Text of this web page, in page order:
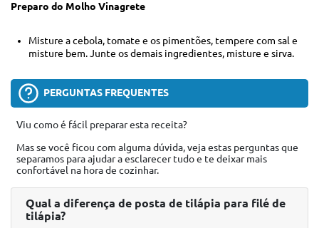
Preparo do Molho Vinagrete
Misture a cebola, tomate e os pimentões, tempere com sal e
misture bem. Junte os demais ingredientes, misture e sirva.
PERGUNTAS FREQUENTES
Viu como é fácil preparar esta receita?
Mas se você ficou com alguma dúvida, veja estas perguntas que
separamos para ajudar a esclarecer tudo e te deixar mais
confortável na hora de cozinhar.
Qual a diferença de posta de tilápia para filé de
tilápia?